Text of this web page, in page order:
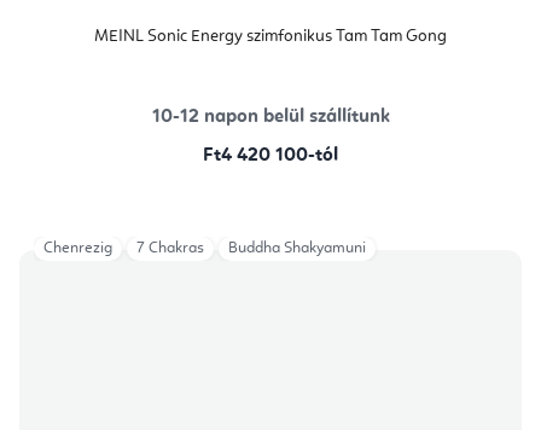
MEINL Sonic Energy szimfonikus Tam Tam Gong
10-12 napon belül szállítunk
Ft4 420 100-tól
Chenrezig 7 Chakras Buddha Shakyamuni